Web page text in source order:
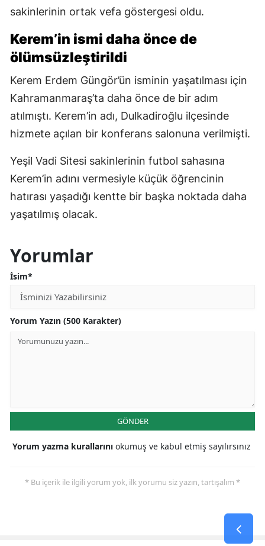
sakinlerinin ortak vefa göstergesi oldu.
Kerem’in ismi daha önce de
ölümsüzleştirildi
Kerem Erdem Güngör’ün isminin yaşatılması için
Kahramanmaraş’ta daha önce de bir adım
atılmıştı. Kerem’in adı, Dulkadiroğlu ilçesinde
hizmete açılan bir konferans salonuna verilmişti.
Yeşil Vadi Sitesi sakinlerinin futbol sahasına
Kerem’in adını vermesiyle küçük öğrencinin
hatırası yaşadığı kentte bir başka noktada daha
yaşatılmış olacak.
Yorumlar
İsim*
Yorum Yazın (500 Karakter)
GÖNDER
Yorum yazma kurallarını okumuş ve kabul etmiş sayılırsınız
* Bu içerik ile ilgili yorum yok, ilk yorumu siz yazın, tartışalım *